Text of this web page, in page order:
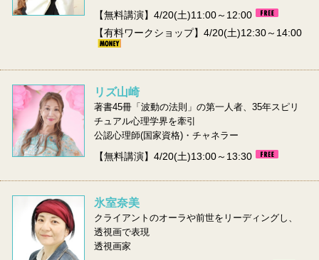
【無料講演】4/20(土)11:00～12:00
【有料ワークショップ】4/20(土)12:30～14:00
リズ山崎
著書45冊「波動の法則」の第一人者、35年スピリ
チュアル心理学界を牽引
公認心理師(国家資格)・チャネラー
【無料講演】4/20(土)13:00～13:30
氷室奈美
クライアントのオーラや前世をリーディングし、
透視画で表現
透視画家